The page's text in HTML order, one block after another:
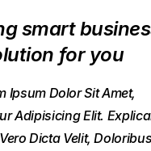
smart
for you
Ipsum Dolor Sit Amet,
Adipisicing Elit.
Dicta Velit,